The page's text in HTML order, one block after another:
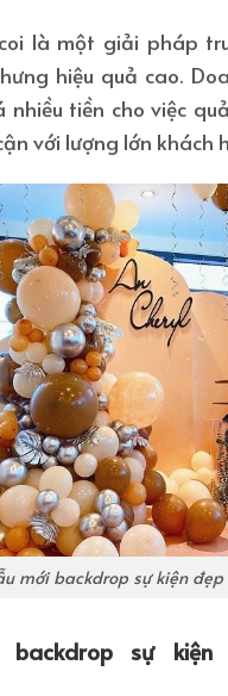
là một giải pháp
hiệu quả cao.
nhiều tiền cho việc
với lượng lớn khách
mới backdrop sự kiện
backdrop sự